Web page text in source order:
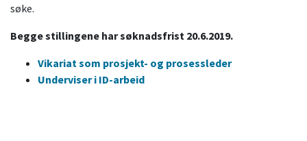
søke.
Begge stillingene har søknadsfrist 20.6.2019.
Vikariat som prosjekt- og prosessleder
Underviser i ID-arbeid